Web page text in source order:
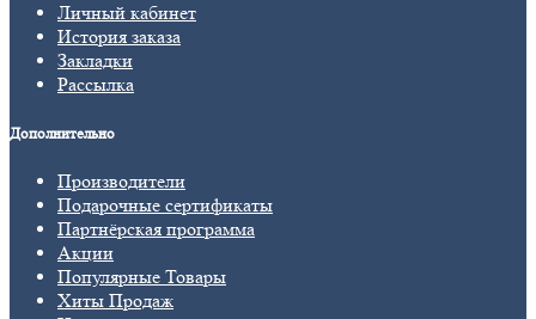
Личный кабинет
История заказа
Закладки
Рассылка
Дополнительно
Производители
Подарочные сертификаты
Партнёрская программа
Акции
Популярные Товары
Хиты Продаж